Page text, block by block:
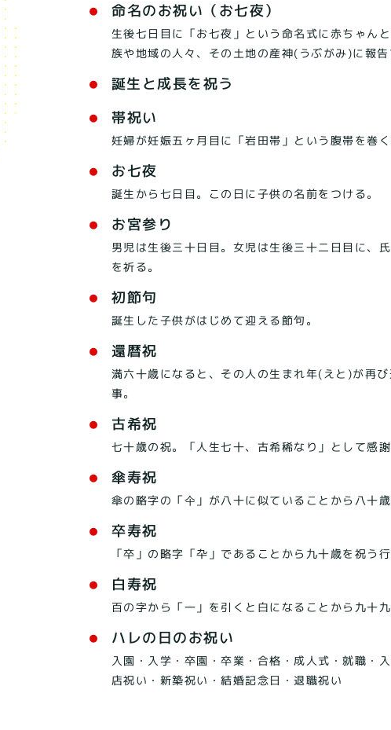
命名のお祝い（お七夜）
生後七日目に「お七夜」という命名式に赤ちゃん
族や地域の人々、その土地の産神(うぶがみ)に報
誕生と成長を祝う
帯祝い
妊婦が妊娠五ヶ月目に「岩田帯」という腹帯を巻
お七夜
誕生から七日目。この日に子供の名前をつける。
お宮参り
男児は生後三十日目。女児は生後三十二日目に、
を祈る。
初節句
誕生した子供がはじめて迎える節句。
還暦祝
満六十歳になると、その人の生まれ年(えと)が再
事。
古希祝
七十歳の祝。「人生七十、古希稀なり」として感
傘寿祝
傘の略字の「仐」が八十に似ていることから八十
卒寿祝
「卒」の略字「卆」であることから九十歳を祝う
白寿祝
百の字から「一」を引くと白になることから九十
ハレの日のお祝い
入園・入学・卒園・卒業・合格・成人式・就職・
店祝い・新築祝い・結婚記念日・退職祝い